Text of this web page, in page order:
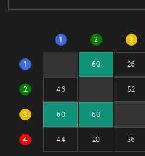
1 2 3
1 60 26
2 46 52
3 60 60
4 44 20 36